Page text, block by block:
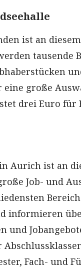
ist an
tausende
große
drei Euro für
Aurich ist an
Job- und
informieren
und
Fach- und